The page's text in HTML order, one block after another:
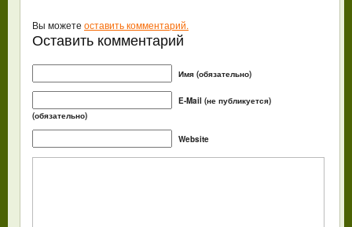
Вы можете оставить комментарий.
Оставить комментарий
Имя (обязательно)
E-Mail (не публикуется)
(обязательно)
Website